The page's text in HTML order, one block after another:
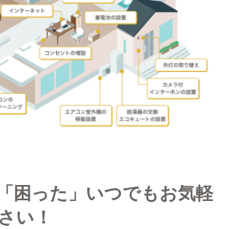
困った」いつでもお気軽
い！